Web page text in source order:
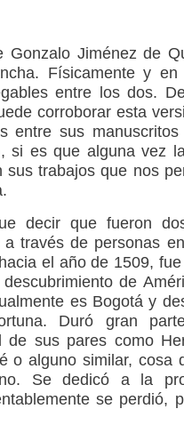
Gonzalo Jiménez de
Físicamente y
entre los dos.
corroborar esta
entre sus
si es que alguna vez
sus trabajos que nos
decir que fueron
a través de personas
el año de 1509,
de
es Bogotá y
Duró gran
de sus pares como
o alguno similar, cosa
Se dedicó a la
se perdió,